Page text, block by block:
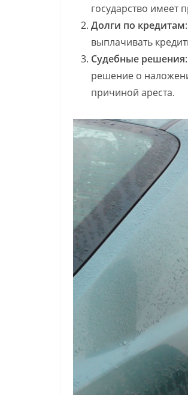
государство имеет
Долги по кредитам
выплачивать
Судебные решения
решение о
причиной ареста.